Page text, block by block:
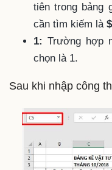
tiên trong bảng
cần tìm kiếm là
1: Trường hợp
chọn là 1.
Sau khi nhập công